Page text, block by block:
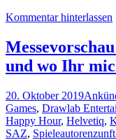
Kommentar hinterlassen
und wo Ihr
20. Oktober 2019
Games, Drawlab
Happy Hour, Helvetiq,
SAZ, Spieleautorenzunft